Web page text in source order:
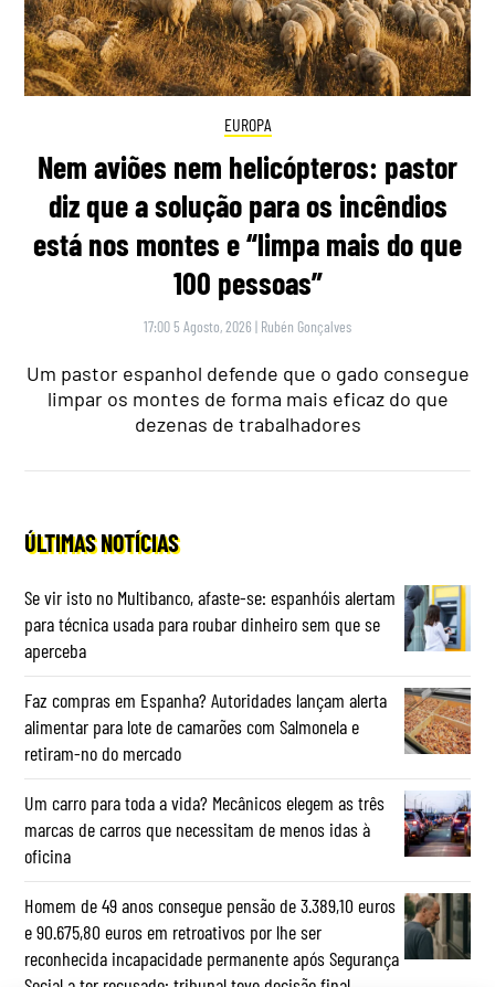
EUROPA
Nem aviões nem helicópteros: pastor
diz que a solução para os incêndios
está nos montes e “limpa mais do que
100 pessoas”
17:00 5 Agosto, 2026 | Rubén Gonçalves
Um pastor espanhol defende que o gado consegue
limpar os montes de forma mais eficaz do que
dezenas de trabalhadores
ÚLTIMAS NOTÍCIAS
Se vir isto no Multibanco, afaste-se: espanhóis alertam
para técnica usada para roubar dinheiro sem que se
aperceba
Faz compras em Espanha? Autoridades lançam alerta
alimentar para lote de camarões com Salmonela e
retiram-no do mercado
Um carro para toda a vida? Mecânicos elegem as três
marcas de carros que necessitam de menos idas à
oficina
Homem de 49 anos consegue pensão de 3.389,10 euros
e 90.675,80 euros em retroativos por lhe ser
reconhecida incapacidade permanente após Segurança